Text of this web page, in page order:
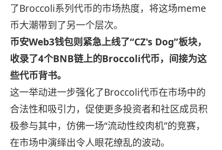
了Broccoli系列代币的市场热度，将这场meme
币大潮带到了另一个层次。
币安Web3钱包则紧急上线了“CZ's Dog”板块，
收录了4个BNB链上的Broccoli代币，间接为这
些代币背书。
这一举动进一步强化了Broccoli代币在市场中的
合法性和吸引力，促使更多投资者和社区成员积
极参与其中，仿佛一场“流动性绞肉机”的竞赛，
在市场中演绎出令人眼花缭乱的波动。